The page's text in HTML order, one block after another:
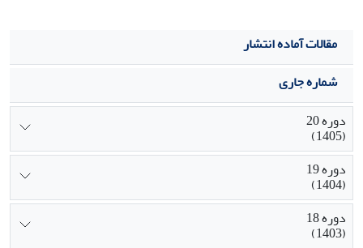
مقالات آماده انتشار
شماره جاری
دوره 20
(1405)
دوره 19
(1404)
دوره 18
(1403)